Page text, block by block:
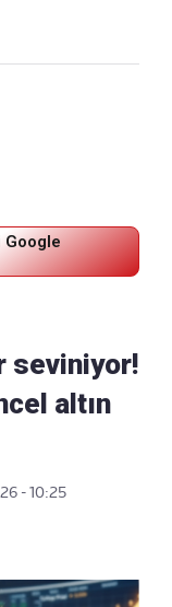
Google
seviniyor!
altın
- 10:25